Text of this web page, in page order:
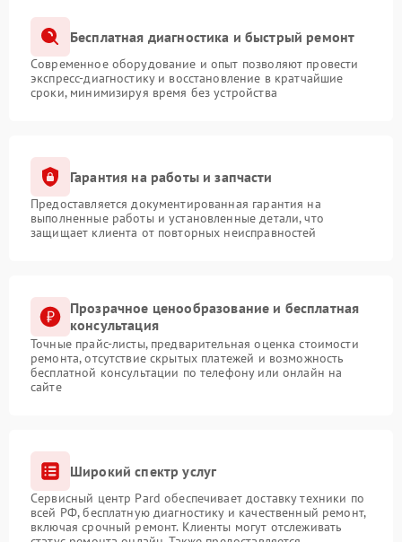
Бесплатная диагностика и быстрый ремонт
Современное оборудование и опыт позволяют провести
экспресс-диагностику и восстановление в кратчайшие
сроки, минимизируя время без устройства
Гарантия на работы и запчасти
Предоставляется документированная гарантия на
выполненные работы и установленные детали, что
защищает клиента от повторных неисправностей
Прозрачное ценообразование и бесплатная
консультация
Точные прайс-листы, предварительная оценка стоимости
ремонта, отсутствие скрытых платежей и возможность
бесплатной консультации по телефону или онлайн на
сайте
Широкий спектр услуг
Сервисный центр Pard обеспечивает доставку техники по
всей РФ, бесплатную диагностику и качественный ремонт,
включая срочный ремонт. Клиенты могут отслеживать